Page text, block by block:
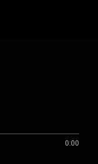
0:00